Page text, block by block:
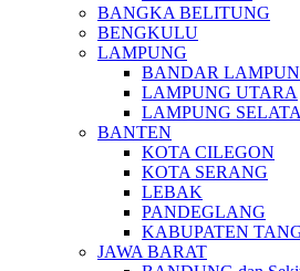
BANGKA BELITUNG
BENGKULU
LAMPUNG
BANDAR
LAMPUNG UTARA
LAMPUNG
BANTEN
KOTA CILEGON
KOTA SERANG
LEBAK
PANDEGLANG
KABUPATEN
JAWA BARAT